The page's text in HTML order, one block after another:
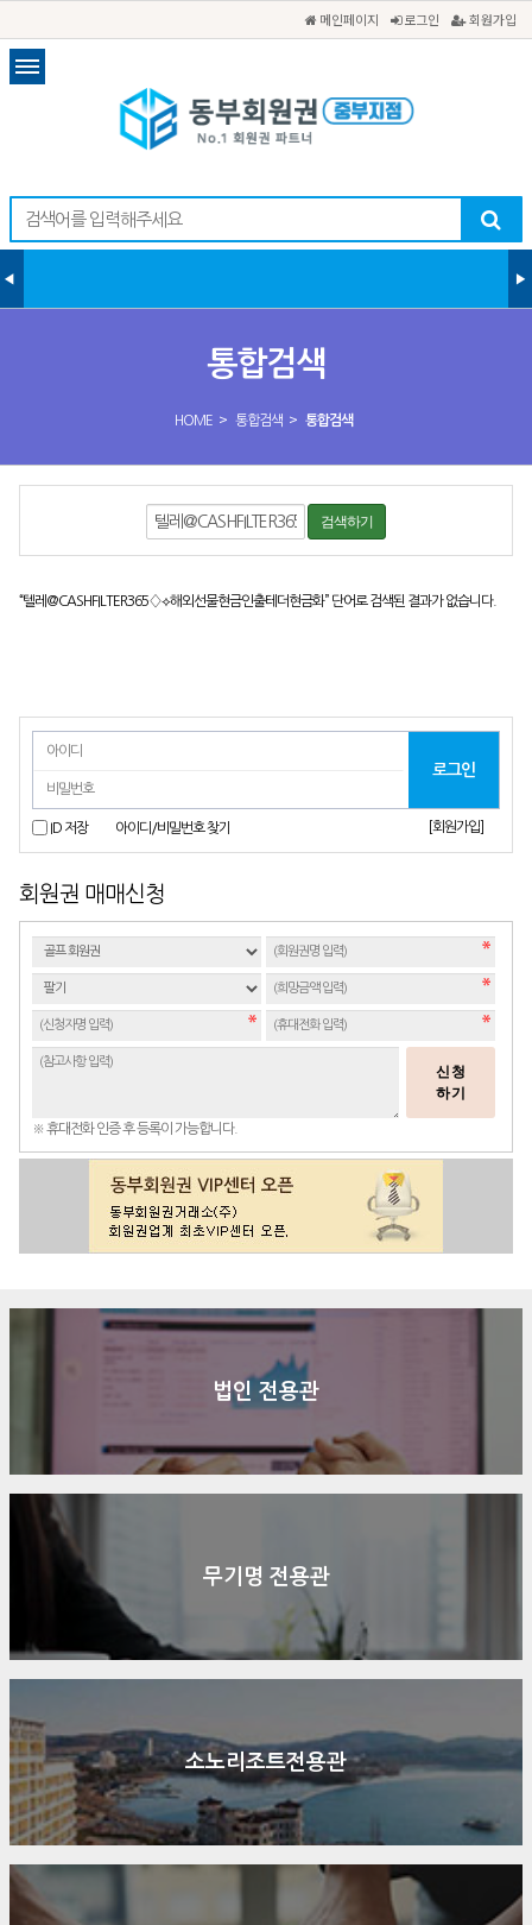
메인페이지 로그인 회원가입
통합검색
HOME > 통합검색 > 통합검색
“텔레@CASHFILTER365♢⟡해외선물현금인출테더현금화” 단어로 검색된 결과가 없습니다.
ID 저장 아이디/비밀번호 찾기 [회원가입]
회원권 매매신청
신청
하기
※ 휴대전화 인증 후 등록이 가능합니다.
법인 전용관
무기명 전용관
소노리조트전용관